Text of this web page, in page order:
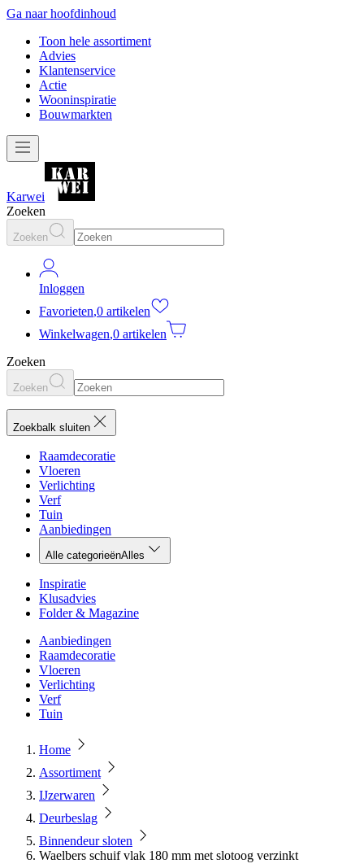
Ga naar hoofdinhoud
Toon hele assortiment
Advies
Klantenservice
Actie
Wooninspiratie
Bouwmarkten
Karwei
Zoeken
Zoeken
Inloggen
Favorieten,0 artikelen
Winkelwagen,0 artikelen
Zoeken
Zoeken
Zoekbalk sluiten
Raamdecoratie
Vloeren
Verlichting
Verf
Tuin
Aanbiedingen
Alle categorieënAlles
Inspiratie
Klusadvies
Folder & Magazine
Aanbiedingen
Raamdecoratie
Vloeren
Verlichting
Verf
Tuin
Home
Assortiment
IJzerwaren
Deurbeslag
Binnendeur sloten
Waelbers schuif vlak 180 mm met slotoog verzinkt